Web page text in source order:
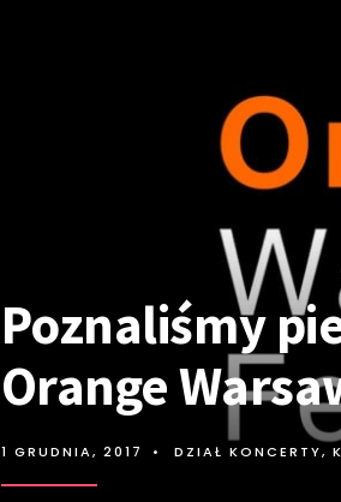
Poznaliśmy
Orange
1 GRUDNIA, 2017 • DZIAŁ KONCERTY,